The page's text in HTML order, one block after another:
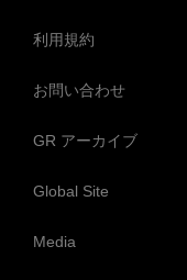
利用規約
お問い合わせ
GR アーカイブ
Global Site
Media